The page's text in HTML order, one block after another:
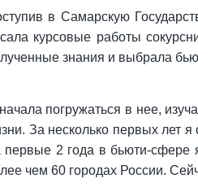
в Самарскую
курсовые работы
знания и выбрала
погружаться в нее,
За несколько первых лет
первые 2 года в бьюти-сфере
чем 60 городах России.